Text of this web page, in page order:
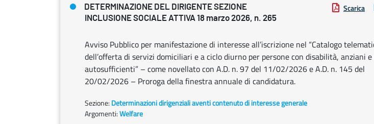
DETERMINAZIONE DEL DIRIGENTE SEZIONE
INCLUSIONE SOCIALE ATTIVA 18 marzo 2026, n. 265
Scarica
Avviso Pubblico per manifestazione di interesse all’iscrizione nel “Catalogo
dell’offerta di servizi domiciliari e a ciclo diurno per persone con disabilità, anziani
autosufficienti” – come novellato con A.D. n. 97 del 11/02/2026 e A.D. n. 145 del
20/02/2026 – Proroga della finestra annuale di candidatura.
Sezione: Determinazioni dirigenziali aventi contenuto di interesse generale
Argomenti:Welfare